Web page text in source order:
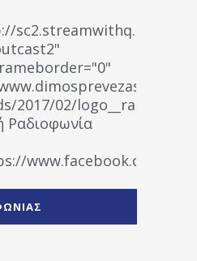
wp-
2017/02/
Ραδιοφωνία
www.facebook.com/
" artist="" ]